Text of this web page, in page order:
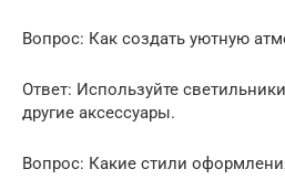
Вопрос: Как создать уютную
Ответ: Используйте
другие аксессуары.
Вопрос: Какие стили